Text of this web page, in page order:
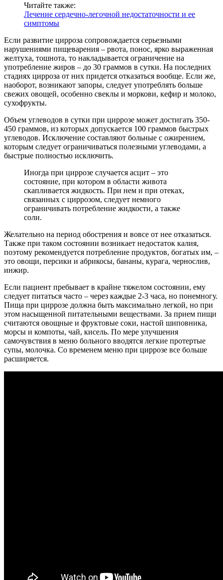
Читайте также:
Лечение сердечно-легочной недостаточности и ее
симптомы
Если развитие цирроза сопровождается серьезными
нарушениями пищеварения – рвота, понос, ярко выраженная
желтуха, тошнота, то накладывается ограничение на
употребление жиров – до 30 граммов в сутки. На последних
стадиях цирроза от них придется отказаться вообще. Если же,
наоборот, возникают запоры, следует употреблять больше
свежих овощей, особенно свеклы и моркови, кефир и молоко,
сухофрукты.
Объем углеводов в сутки при циррозе может достигать 350-
450 граммов, из которых допускается 100 граммов быстрых
углеводов. Исключение составляют больные с ожирением,
которым следует ограничиваться полезными углеводами, а
быстрые полностью исключить.
Иногда при циррозе случается асцит – это
состояние, при котором в области живота
скапливается жидкость. При нем и при отеках,
связанных с циррозом, следует немного
ограничивать потребление жидкости, а также
соли.
Желательно на период обострения и вовсе от нее отказаться.
Также при таком состоянии возникает недостаток калия,
поэтому рекомендуется потребление продуктов, богатых им, –
это овощи, персики и абрикосы, бананы, курага, чернослив,
инжир.
Если пациент пребывает в крайне тяжелом состоянии, ему
следует питаться часто – через каждые 2-3 часа, но понемногу.
Пища при циррозе должна быть максимально легкой, но при
этом насыщенной питательными веществами. За прием пищи
считаются овощные и фруктовые соки, настой шиповника,
морсы и компоты, чай, кисель. По мере улучшения
самочувствия в меню больного вводятся легкие протертые
супы, молочка. Со временем меню при циррозе все больше
расширяется.